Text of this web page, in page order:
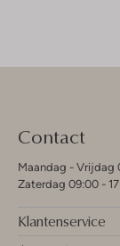
Contact
Maandag - Vrijdag
Zaterdag 09:00 -
Klantenservice